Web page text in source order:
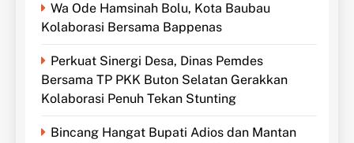
Wa Ode Hamsinah Bolu, Kota Baubau
Kolaborasi Bersama Bappenas
Perkuat Sinergi Desa, Dinas Pemdes
Bersama TP PKK Buton Selatan Gerakkan
Kolaborasi Penuh Tekan Stunting
Bincang Hangat Bupati Adios dan Mantan